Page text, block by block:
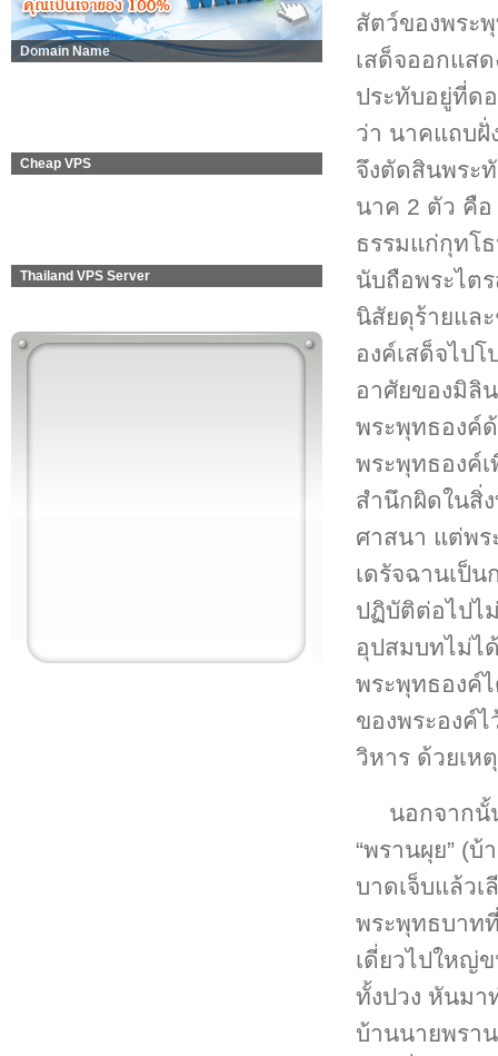
Domain Name
Cheap VPS
Thailand VPS Server
สัตว์ของพระ
เสด็จออกแส
ประทับอยู่ที่ด
ว่า นาคแถบฝั่
จึงตัดสินพระ
นาค 2 ตัว คื
ธรรมแก่กุทโ
นับถือพระไต
นิสัยดุร้ายแล
องค์เสด็จไป
อาศัยของมิลิ
พระพุทธองค์
พระพุทธองค์
สำนึกผิดในสิ่
ศาสนา แต่พ
เดรัจฉานเป็
ปฏิบัติต่อไปไ
อุปสมบทไม่ไ
พระพุทธองค์
ของพระองค์
วิหาร ด้วยเห
นอกจากนั้
“พรานผุย” (
บาดเจ็บแล้ว
พระพุทธบาท
เดี่ยวไปใหญ่
ทั้งปวง หันม
บ้านนายพรา